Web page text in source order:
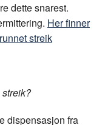
dette snarest.
Her finner
streik
dispensasjon fra